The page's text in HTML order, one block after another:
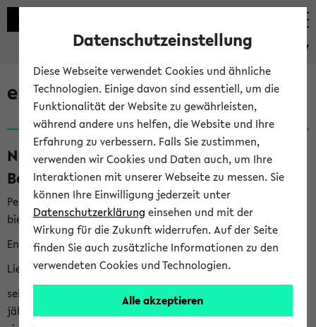
eKVV
eKVV News
Nachhaltigkeitspreis 2026:
Bewerbungsphase gestartet (06.08.26)
Per E-Mail eingestellt von nachhaltigkeitsbuero@uni-
bielefeld.de an den Verteiler 'Alle Studierenden':
English version below
Liebe Studierende,
seit 2023 verleiht das Rektorat der Universität Bielefeld
jährlich den Nachhaltigkeitspreis für Abschlussarbeiten. Sie
Datenschutzeinstellung
Diese Webseite verwendet Cookies und ähnliche
Technologien. Einige davon sind essentiell, um die
Funktionalität der Website zu gewährleisten,
während andere uns helfen, die Website und Ihre
Erfahrung zu verbessern. Falls Sie zustimmen,
verwenden wir Cookies und Daten auch, um Ihre
Interaktionen mit unserer Webseite zu messen. Sie
können Ihre Einwilligung jederzeit unter
Datenschutzerklärung einsehen und mit der
Wirkung für die Zukunft widerrufen. Auf der Seite
finden Sie auch zusätzliche Informationen zu den
verwendeten Cookies und Technologien.
Alle akzeptieren